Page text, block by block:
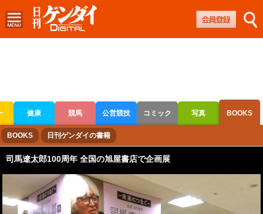
健康 競馬 公営競技 コミック 写真 BOOKS
ボートレース 競輪 オートレース
BOOKS 日刊ゲンダイの書籍
司馬遼太郎100周年 全国の旭屋書店で企画展